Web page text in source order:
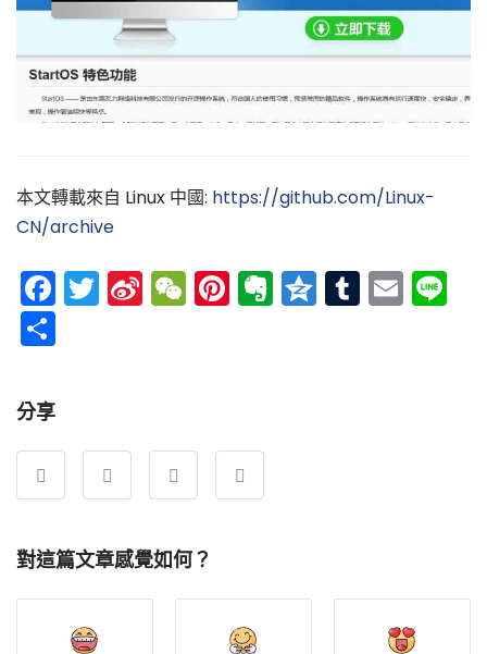
本文轉載來自 Linux 中國: https://github.com/Linux-
CN/archive
Facebook
Twitter
Sina
Weibo
WeChat
Pinterest
Evernote
Qzone
Tumblr
分享
對這篇文章感覺如何？